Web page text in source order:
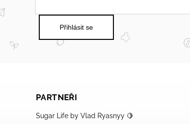
Přihlásit se
PARTNEŘI
Sugar Life by Vlad Ryasnyy 🍋